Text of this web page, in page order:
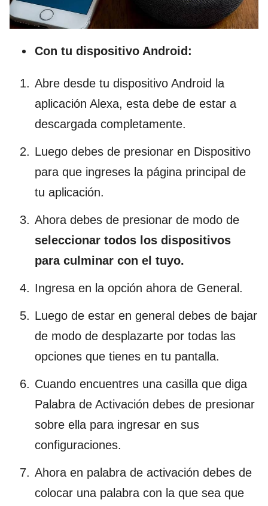
Con tu dispositivo Android:
Abre desde tu dispositivo Android la
aplicación Alexa, esta debe de estar a
descargada completamente.
Luego debes de presionar en Dispositivo
para que ingreses la página principal de
tu aplicación.
Ahora debes de presionar de modo de
seleccionar todos los dispositivos
para culminar con el tuyo.
Ingresa en la opción ahora de General.
Luego de estar en general debes de bajar
de modo de desplazarte por todas las
opciones que tienes en tu pantalla.
Cuando encuentres una casilla que diga
Palabra de Activación debes de presionar
sobre ella para ingresar en sus
configuraciones.
Ahora en palabra de activación debes de
colocar una palabra con la que sea que